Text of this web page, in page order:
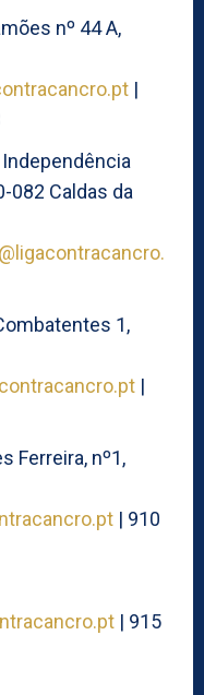
nº 44 A,
|
Independência
082 Caldas da
1,
|
Ferreira, nº1,
| 910
| 915